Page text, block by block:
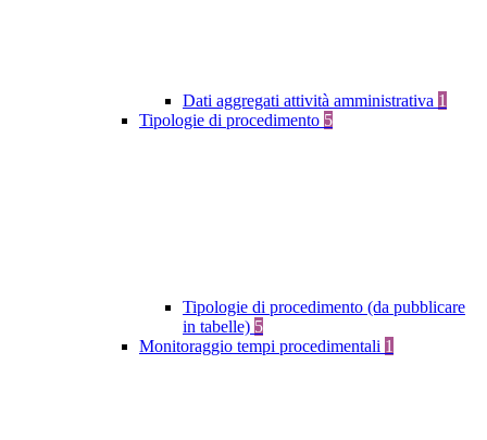
Dati aggregati attività amministrativa 1
Tipologie di procedimento 5
Tipologie di procedimento (da pubblicare
in tabelle) 5
Monitoraggio tempi procedimentali 1